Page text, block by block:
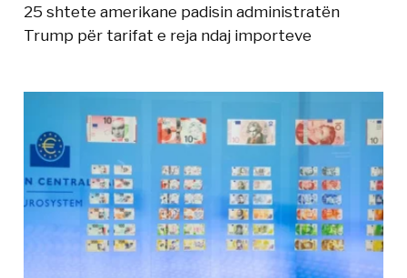
25 shtete amerikane padisin administratën
Trump për tarifat e reja ndaj importeve